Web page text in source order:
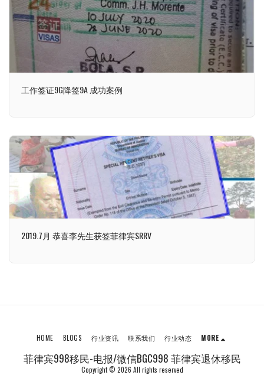
工作签证9G降签9A 成功案例
2019.7月 恭喜李先生获签菲律宾SRRV
菲律宾998移民-电报/微信BGC998 菲律宾退休移民
Copyright © 2026 All rights reserved
HOME BLOGS 行业资讯 联系我们 行业动态 MORE